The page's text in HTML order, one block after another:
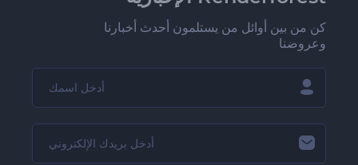
كن من بين أوائل من يستلمون أحدث أخبارنا
وعروضنا